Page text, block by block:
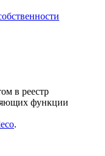
в реестр
функции
.